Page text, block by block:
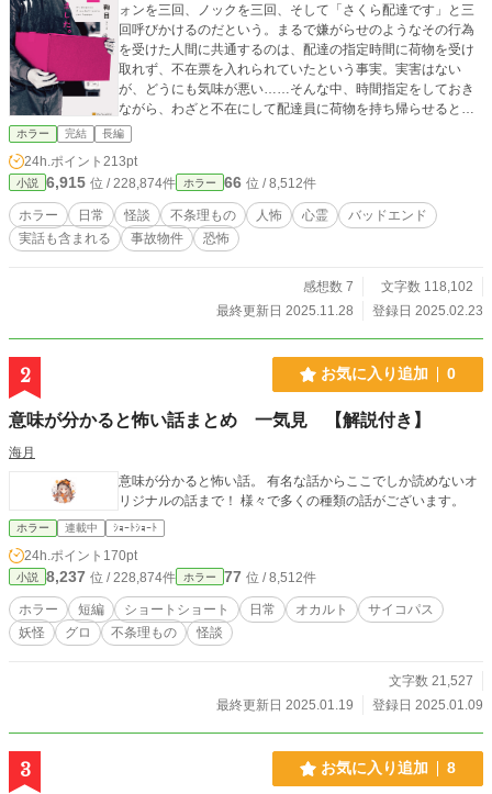
ォンを三回、ノックを三回、そして「さくら配達です」と三
回呼びかけるのだという。まるで嫌がらせのようなその行為
を受けた人間に共通するのは、配達の指定時間に荷物を受け
取れず、不在票を入れられていたという事実。実害はない
が、どうにも気味が悪い……そんな中、時間指定をしておき
ながら、わざと不在にして配達員に荷物を持ち帰らせるとい
うイタズラを繰り返す男のもとに、不気味な配達員が姿を現
し――。 不可解な怪異によって日常が歪んでいく、生活浸食
系ホラー小説！！ アルファポリス 第8回ホラー・ミステリー
小説大賞 大賞受賞作
ホラー 完結 長編
24h.ポイント 213pt
小説 6,915 位 / 228,874件 ホラー 66 位 / 8,512件
ホラー 日常 怪談 不条理もの 人怖 心霊
バッドエンド
実話も含まれる
事故物件 恐怖
感想数 7
文字数 118,102
最終更新日 2025.11.28
登録日 2025.02.23
2 お気に入り追加 0
意味が分かると怖い話まとめ 一気見 【解説付き】
海月
意味が分かると怖い話。 有名な話からここでしか読めないオ
リジナルの話まで！ 様々で多くの種類の話がございます。
ホラー 連載中 ｼｮｰﾄｼｮｰﾄ
24h.ポイント 170pt
小説 8,237 位 / 228,874件 ホラー 77 位 / 8,512件
ホラー 短編 ショートショート 日常 オカルト
サイコパス
妖怪
グロ 不条理もの 怪談
文字数 21,527
最終更新日 2025.01.19
登録日 2025.01.09
3 お気に入り追加 8